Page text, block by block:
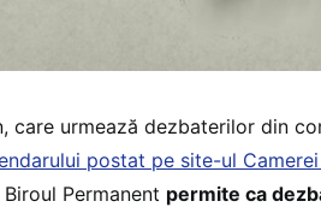
care urmează dezbaterilor din
postat pe site-ul
Permanent permite ca